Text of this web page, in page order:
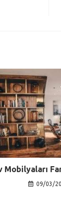
Mobilyaları
09/03/